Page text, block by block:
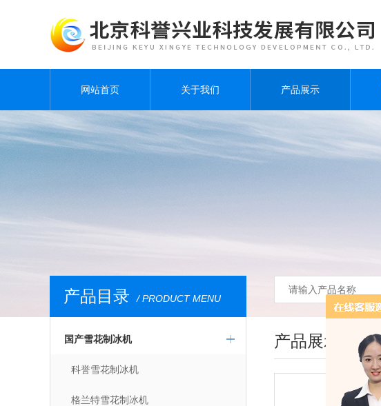
网站首页 关于我们 产品展示
产品目录 / PRODUCT MENU
国产雪花制冰机
科誉雪花制冰机
格兰特雪花制冰机
产品展示